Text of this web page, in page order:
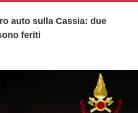
auto sulla Cassia: due
feriti